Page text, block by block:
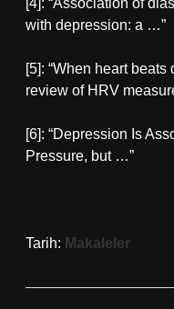
[4]: “Association of
with depression: a …”
[5]: “When heart
review of HRV
[6]: “Depression Is
Pressure, but …”
Tarih: Makaleler